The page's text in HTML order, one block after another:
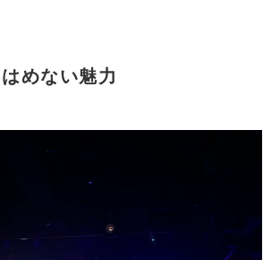
めない魅力